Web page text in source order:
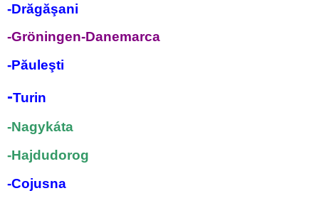
-Drăgăşani
-Gröningen-Danemarca
-Păuleşti
-Turin
-Nagykáta
-Hajdudorog
-Cojusna